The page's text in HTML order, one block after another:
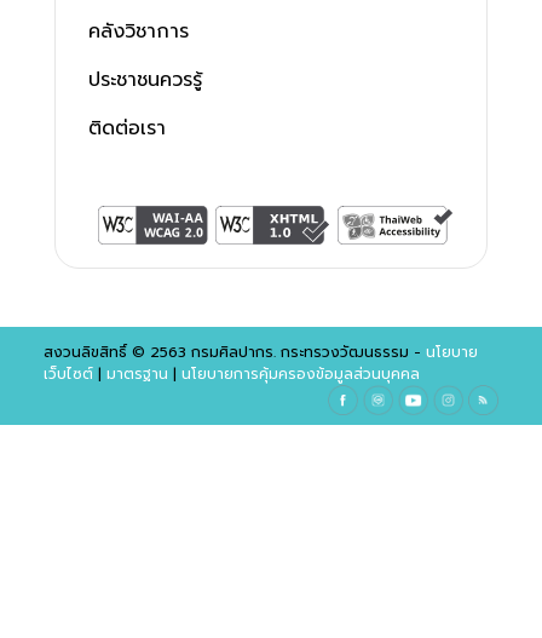
คลังวิชาการ
ประชาชนควรรู้
ติดต่อเรา
สงวนลิขสิทธิ์ © 2563 กรมศิลปากร. กระทรวงวัฒนธรรม - นโยบาย
เว็บไซต์| มาตรฐาน | นโยบายการคุ้มครองข้อมูลส่วนบุคคล